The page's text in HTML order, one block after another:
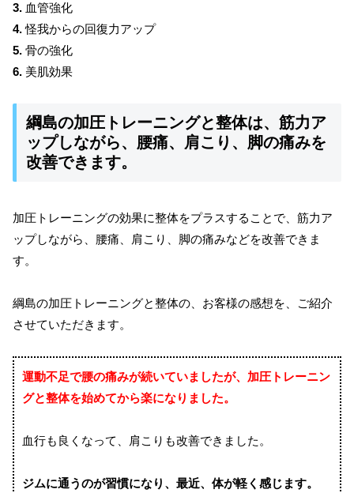
3. 血管強化
4.怪我からの回復力アップ
5. 骨の強化
6. 美肌効果
綱島の加圧トレーニングと整体は、筋力ア
ップしながら、腰痛、肩こり、脚の痛みを
改善できます。
加圧トレーニングの効果に整体をプラスすることで、筋力ア
ップしながら、腰痛、肩こり、脚の痛みなどを改善できま
す。
綱島の加圧トレーニングと整体の、お客様の感想を、ご紹介
させていただきます。
運動不足で腰の痛みが続いていましたが、加圧トレーニン
グと整体を始めてから楽になりました。
血行も良くなって、肩こりも改善できました。
ジムに通うのが習慣になり、最近、体が軽く感じます。